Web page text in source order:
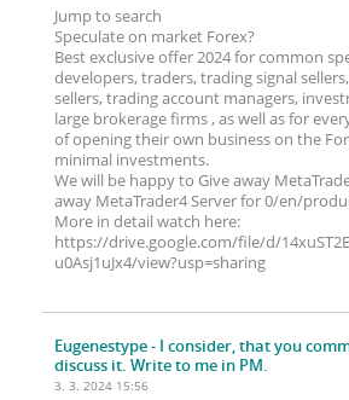
Jump to search
Speculate on market Forex?
Best exclusive offer 2024 for common
developers, traders, trading signal
sellers, trading account managers,
large brokerage firms , as well as for
of opening their own business on the
minimal investments.
We will be happy to Give away
away MetaTrader4 Server for 0/en/
More in detail watch here:
https://drive.google.com/file/d/
u0Asj1uJx4/view?usp=sharing
Eugenestype- I consider, that you
discuss it. Write to me in PM.
3. 3. 2024 15:56